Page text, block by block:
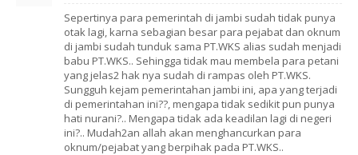
Sepertinya para pemerintah di jambi sudah tidak punya
otak lagi, karna sebagian besar para pejabat dan oknum
di jambi sudah tunduk sama PT.WKS alias sudah menjadi
babu PT.WKS.. Sehingga tidak mau membela para petani
yang jelas2 hak nya sudah di rampas oleh PT.WKS.
Sungguh kejam pemerintahan jambi ini, apa yang terjadi
di pemerintahan ini??, mengapa tidak sedikit pun punya
hati nurani?.. Mengapa tidak ada keadilan lagi di negeri
ini?.. Mudah2an allah akan menghancurkan para
oknum/pejabat yang berpihak pada PT.WKS..